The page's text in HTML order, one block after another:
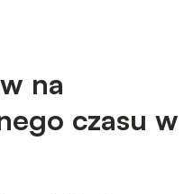
na
czasu w